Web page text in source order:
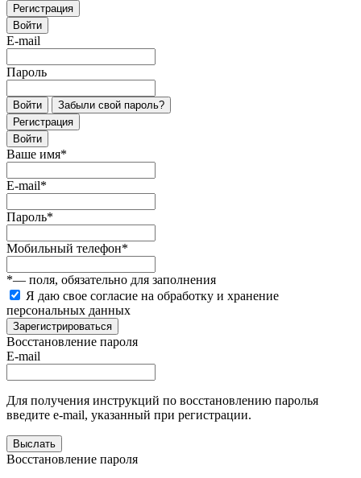
Регистрация
Войти
E-mail
Пароль
Войти
Забыли свой пароль?
Регистрация
Войти
Ваше имя*
E-mail*
Пароль*
Мобильный телефон*
*— поля, обязательно для заполнения
Я даю свое согласие на обработку и хранение
персональных данных
Зарегистрироваться
Восстановление пароля
E-mail
Для получения инструкций по восстановлению паролья
введите e-mail, указанный при регистрации.
Выслать
Восстановление пароля